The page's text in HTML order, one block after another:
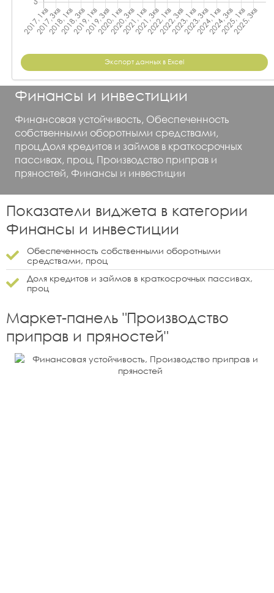
Экспорт данных в Excel
Финансы и инвестиции
Финансовая устойчивость, Обеспеченность
собственными оборотными средствами,
проц,Доля кредитов и займов в краткосрочных
пассивах, проц, Производство приправ и
пряностей, Финансы и инвестиции
Показатели виджета в категории
Финансы и инвестиции
Обеспеченность собственными оборотными
средствами, проц
Доля кредитов и займов в краткосрочных пассивах,
проц
Маркет-панель "Производство
приправ и пряностей"